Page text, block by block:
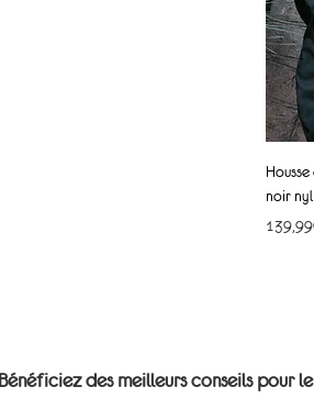
noir
Price
Bénéficiez des meilleurs conseils pour